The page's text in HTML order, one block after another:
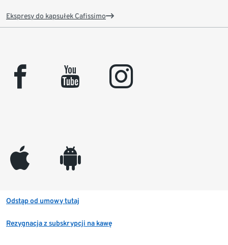
Ekspresy do kapsułek Cafissimo
facebook youtube instagram
appleinc android
Odstąp od umowy tutaj
Rezygnacja z subskrypcji na kawę